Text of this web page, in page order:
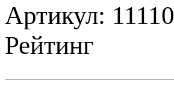
Артикул: 11110
Рейтинг